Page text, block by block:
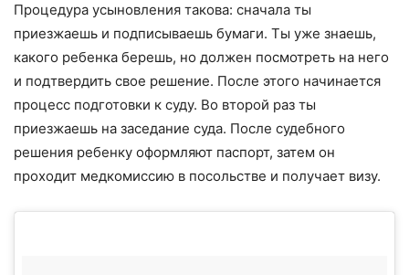
Процедура усыновления такова: сначала ты
приезжаешь и подписываешь бумаги. Ты уже знаешь,
какого ребенка берешь, но должен посмотреть на него
и подтвердить свое решение. После этого начинается
процесс подготовки к суду. Во второй раз ты
приезжаешь на заседание суда. После судебного
решения ребенку оформляют паспорт, затем он
проходит медкомиссию в посольстве и получает визу.